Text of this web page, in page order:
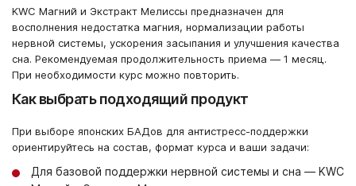
KWC Магний и Экстракт Мелиссы предназначен для
восполнения недостатка магния, нормализации работы
нервной системы, ускорения засыпания и улучшения качества
сна. Рекомендуемая продолжительность приема — 1 месяц.
При необходимости курс можно повторить.
Как выбрать подходящий продукт
При выборе японских БАДов для антистресс-поддержки
ориентируйтесь на состав, формат курса и ваши задачи:
Для базовой поддержки нервной системы и сна — KWC